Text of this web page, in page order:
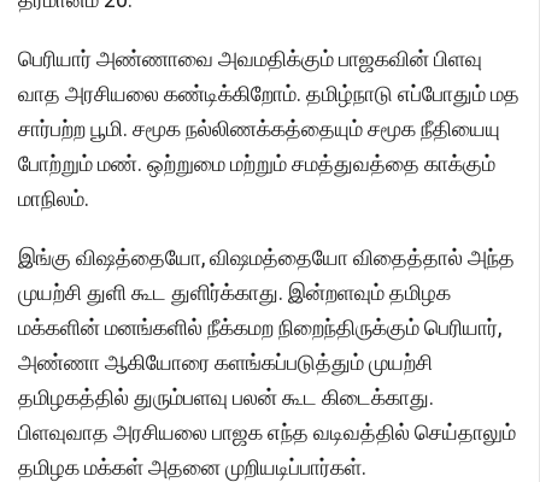
பெரியார் அண்ணாவை அவமதிக்கும் பாஜகவின் பிளவு
வாத அரசியலை கண்டிக்கிறோம். தமிழ்நாடு எப்போதும் மத
சார்பற்ற பூமி. சமூக நல்லிணக்கத்தையும் சமூக நீதியையு
போற்றும் மண். ஒற்றுமை மற்றும் சமத்துவத்தை காக்கும்
மாநிலம்.
இங்கு விஷத்தையோ, விஷமத்தையோ விதைத்தால் அந்த
முயற்சி துளி கூட துளிர்க்காது. இன்றளவும் தமிழக
மக்களின் மனங்களில் நீக்கமற நிறைந்திருக்கும் பெரியார்,
அண்ணா ஆகியோரை களங்கப்படுத்தும் முயற்சி
தமிழகத்தில் துரும்பளவு பலன் கூட கிடைக்காது.
பிளவுவாத அரசியலை பாஜக எந்த வடிவத்தில் செய்தாலும்
தமிழக மக்கள் அதனை முறியடிப்பார்கள்.